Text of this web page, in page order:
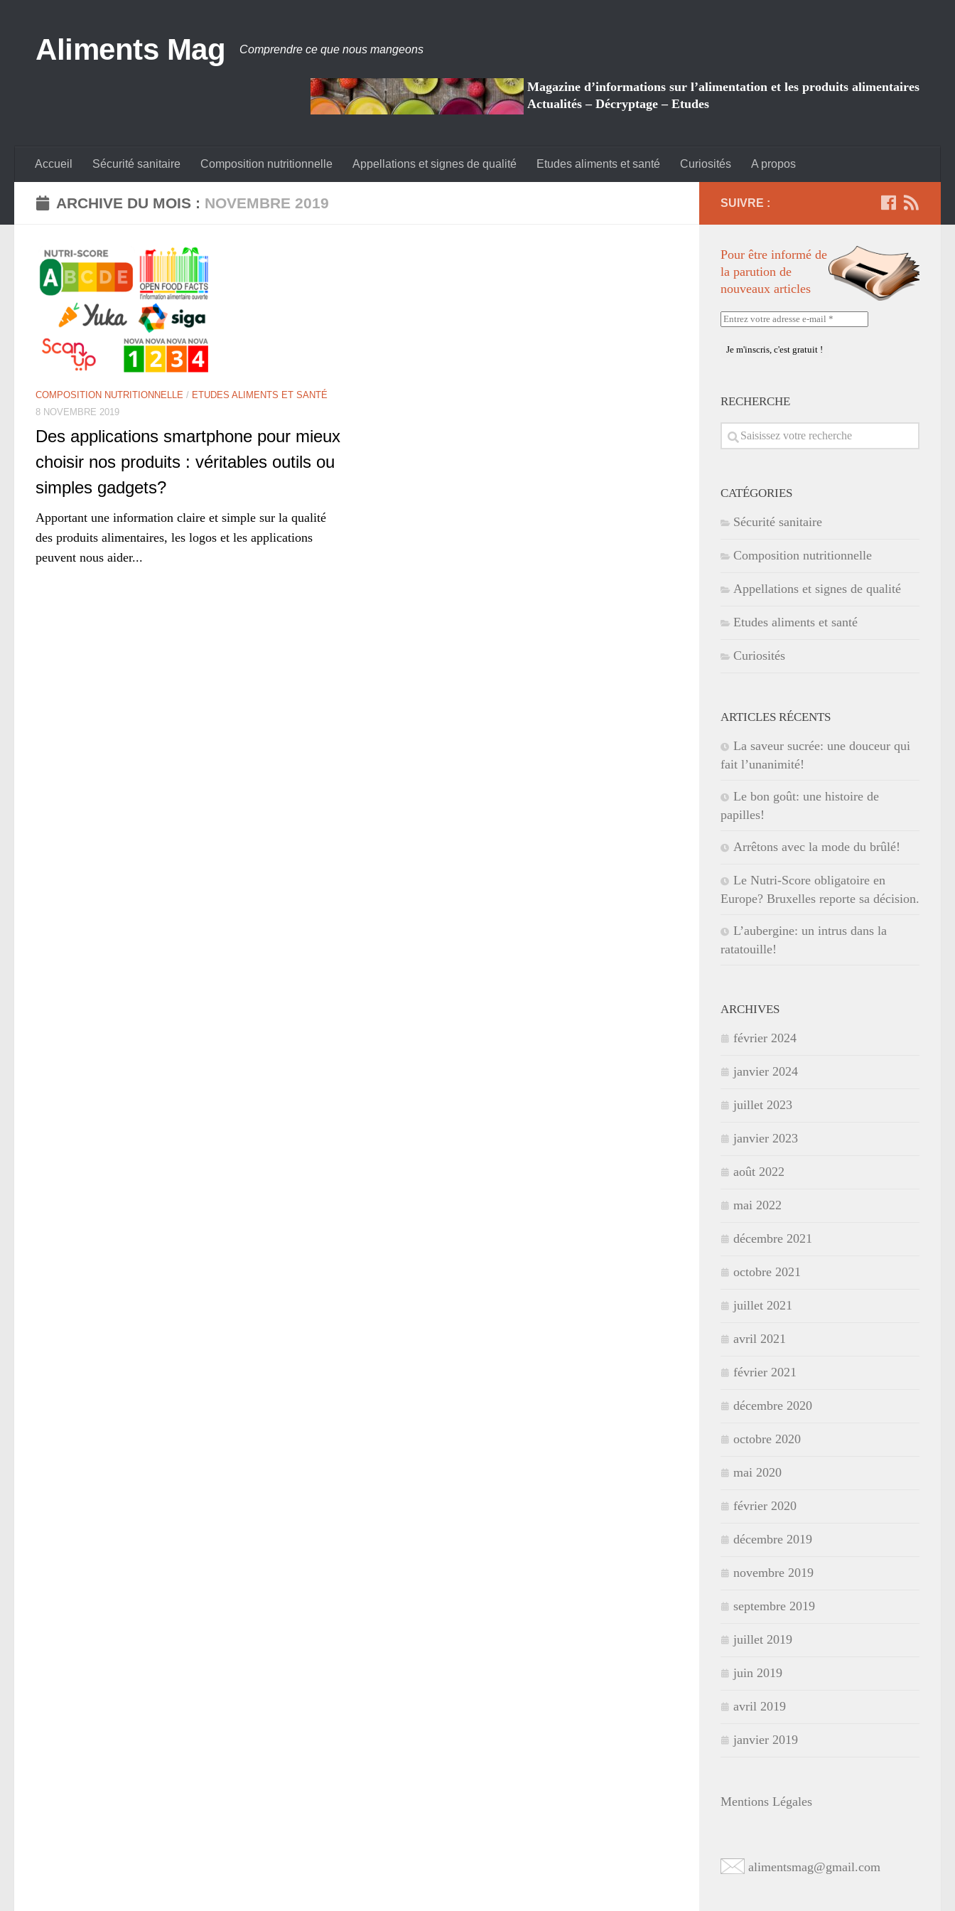
Aliments Mag Comprendre ce que nous mangeons
Magazine d’informations sur l’alimentation et les produits alimentaires
Actualités – Décryptage – Etudes
Accueil Sécurité sanitaire Composition nutritionnelle Appellations et signes de qualité Etudes aliments et santé Curiosités A propos
ARCHIVE DU MOIS : NOVEMBRE 2019
COMPOSITION NUTRITIONNELLE / ETUDES ALIMENTS ET SANTÉ
8 NOVEMBRE 2019
Des applications smartphone pour mieux
choisir nos produits : véritables outils ou
simples gadgets?
Apportant une information claire et simple sur la qualité
des produits alimentaires, les logos et les applications
peuvent nous aider...
SUIVRE :
Pour être informé de
la parution de
nouveaux articles
Entrez
adresse
RECHERCHE
CATÉGORIES
Sécurité sanitaire
Composition nutritionnelle
Appellations et signes de qualité
Etudes aliments et santé
Curiosités
ARTICLES RÉCENTS
La saveur sucrée: une douceur qui
fait l’unanimité!
Le bon goût: une histoire de
papilles!
Arrêtons avec la mode du brûlé!
Le Nutri-Score obligatoire en
Europe? Bruxelles reporte sa décision.
L’aubergine: un intrus dans la
ratatouille!
ARCHIVES
février 2024
janvier 2024
juillet 2023
janvier 2023
août 2022
mai 2022
décembre 2021
octobre 2021
juillet 2021
avril 2021
février 2021
décembre 2020
octobre 2020
mai 2020
février 2020
décembre 2019
novembre 2019
septembre 2019
juillet 2019
juin 2019
avril 2019
janvier 2019
Mentions Légales
alimentsmag@gmail.com